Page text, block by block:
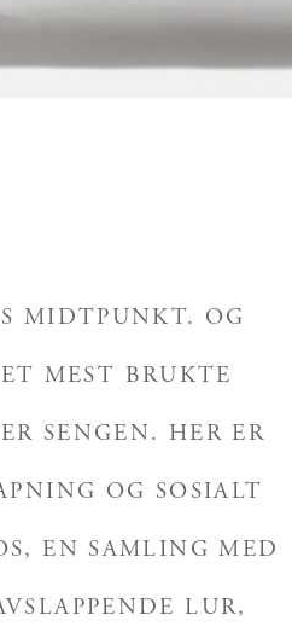
MIDTPUNKT. OG
MEST BRUKTE
SENGEN. HER ER
OG SOSIALT
EN SAMLING MED
LUR,